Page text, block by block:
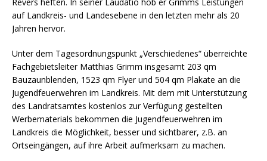
auf Landkreis- und Landesebene in den letzten mehr als 20
Jahren hervor.
Unter dem Tagesordnungspunkt „Verschiedenes“ überreichte
Fachgebietsleiter Matthias Grimm insgesamt 203 qm
Bauzaunblenden, 1523 qm Flyer und 504 qm Plakate an die
Jugendfeuerwehren im Landkreis. Mit dem mit Unterstützung
des Landratsamtes kostenlos zur Verfügung gestellten
Werbematerials bekommen die Jugendfeuerwehren im
Landkreis die Möglichkeit, besser und sichtbarer, z.B. an
Ortseingängen, auf ihre Arbeit aufmerksam zu machen.